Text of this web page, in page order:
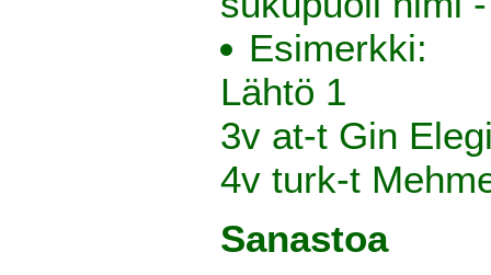
Esimerkki:
Lähtö 1
3v at-t Gin
4v turk-t
Sanastoa